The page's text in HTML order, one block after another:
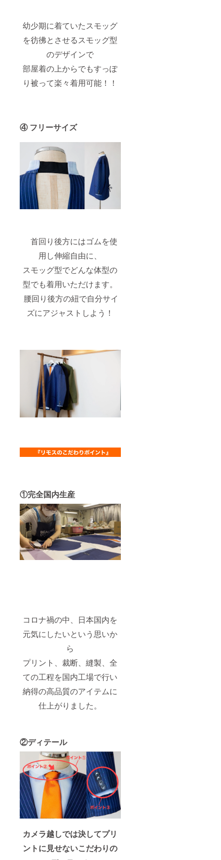
幼少期に着ていたスモッグ
を彷彿とさせるスモッグ型
のデザインで
部屋着の上からでもすっぽ
り被って楽々着用可能！！
④ フリーサイズ
首回り後方にはゴムを使
用し伸縮自由に、
スモッグ型でどんな体型の
型でも着用いただけます。
腰回り後方の紐で自分サイ
ズにアジャストしよう！
①完全国内生産
コロナ禍の中、日本国内を
元気にしたいという思いか
ら
プリント、裁断、縫製、全
ての工程を国内工場で行い
納得の高品質のアイテムに
仕上がりました。
②ディテール
カメラ越しでは決してプリ
ントに見せないこだわりの